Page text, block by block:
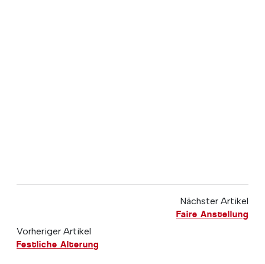
Nächster Artikel
Faire Anstellung
Vorheriger Artikel
Festliche Alterung